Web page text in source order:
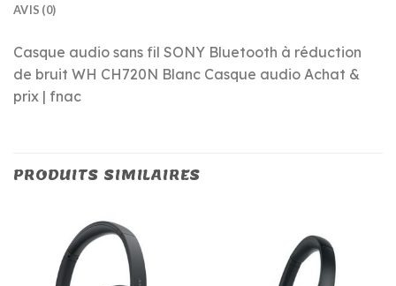
AVIS (0)
Casque audio sans fil SONY Bluetooth à réduction
de bruit WH CH720N Blanc Casque audio Achat &
prix | fnac
PRODUITS SIMILAIRES